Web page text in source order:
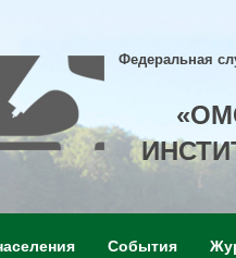
Федеральная
События